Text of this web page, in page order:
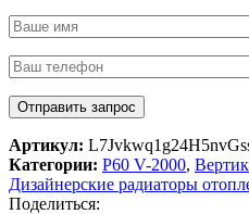
Артикул:
Категории: P60 V-2000,
Дизайнерские радиаторы
Поделиться: